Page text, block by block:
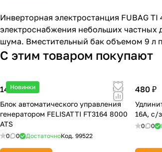
Инверторная электростанция FUBAG
электроснабжения небольших
шума. Вместительный бак объемом 9 л
С этим товаром покупают
Новинки
14 990 ₽
Блок автоматического управления
генератором FELISATTI FT3164 8000
ATS
0 0 ДостаточноКод. 99522
480 ₽
16А, с/
0 0